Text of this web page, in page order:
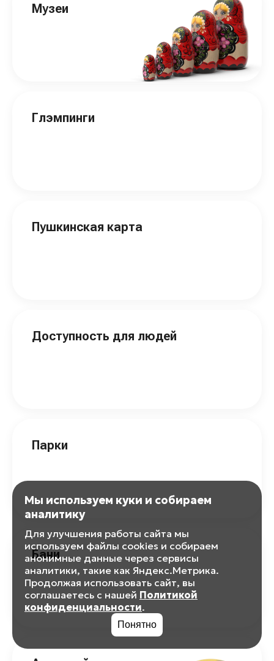
Музеи
Глэмпинги
Пушкинская карта
Доступность для людей
Парки
Бани
Мы используем куки и собираем
аналитику
Для улучшения работы сайта мы
используем файлы cookies и собираем
анонимные данные через сервисы
аналитики, такие как Яндекс.Метрика.
Продолжая использовать сайт, вы
соглашаетесь с нашей Политикой
конфиденциальности.
Понятно